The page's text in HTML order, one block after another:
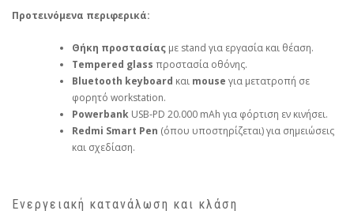
Προτεινόμενα περιφερικά:
Θήκη προστασίας με stand για εργασία και θέαση.
Tempered glass προστασία οθόνης.
Bluetooth keyboard και mouse για μετατροπή σε
φορητό workstation.
Powerbank USB‑PD 20.000 mAh για φόρτιση εν κινήσει.
Redmi Smart Pen (όπου υποστηρίζεται) για σημειώσεις
και σχεδίαση.
Ενεργειακή κατανάλωση και κλάση